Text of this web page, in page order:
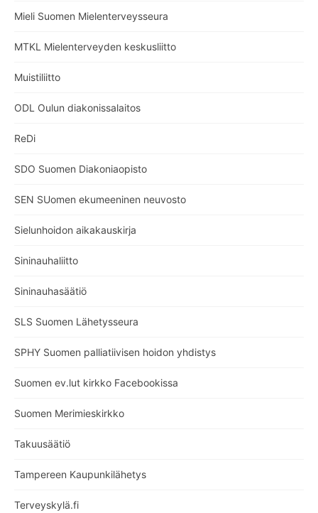
Mieli Suomen Mielenterveysseura
MTKL Mielenterveyden keskusliitto
Muistiliitto
ODL Oulun diakonissalaitos
ReDi
SDO Suomen Diakoniaopisto
SEN SUomen ekumeeninen neuvosto
Sielunhoidon aikakauskirja
Sininauhaliitto
Sininauhasäätiö
SLS Suomen Lähetysseura
SPHY Suomen palliatiivisen hoidon yhdistys
Suomen ev.lut kirkko Facebookissa
Suomen Merimieskirkko
Takuusäätiö
Tampereen Kaupunkilähetys
Terveyskylä.fi